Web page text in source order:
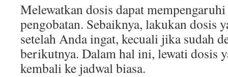
Melewatkan dosis dapat
pengobatan. Sebaiknya, lakukan dosis
setelah Anda ingat, kecuali jika sudah
berikutnya. Dalam hal ini, lewati dosis
kembali ke jadwal biasa.